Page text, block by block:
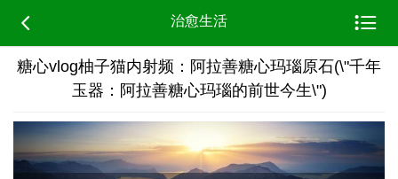
 治愈生活 
糖心vlog柚子猫内射频：阿拉善糖心玛瑙原石(\"千年
玉器：阿拉善糖心玛瑙的前世今生\")